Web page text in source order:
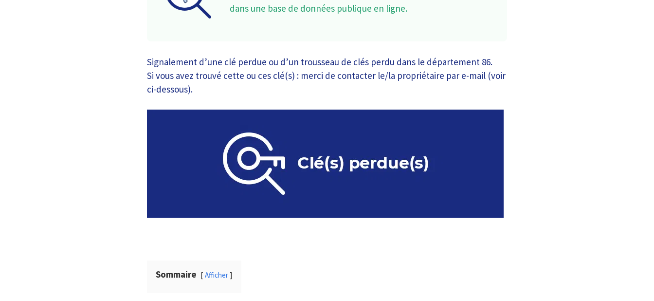
dans une base de données publique en ligne.
Signalement d’une clé perdue ou d’un trousseau de clés perdu dans le département 86.
Si vous avez trouvé cette ou ces clé(s) : merci de contacter le/la propriétaire par e-mail (voir
ci-dessous).
Sommaire Afficher